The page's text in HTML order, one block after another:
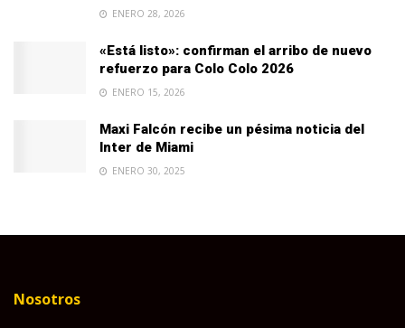
ENERO 28, 2026
«Está listo»: confirman el arribo de nuevo
refuerzo para Colo Colo 2026
ENERO 15, 2026
Maxi Falcón recibe un pésima noticia del
Inter de Miami
ENERO 30, 2025
Nosotros